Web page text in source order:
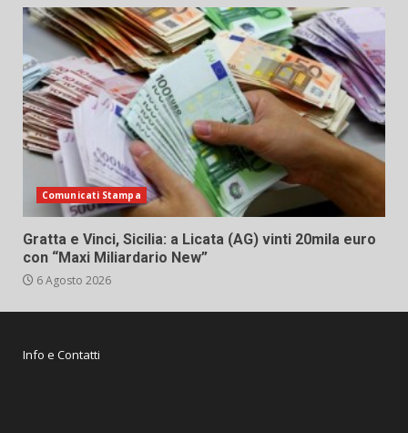
Comunicati Stampa
Gratta e Vinci, Sicilia: a Licata (AG) vinti 20mila euro
con “Maxi Miliardario New”
6 Agosto 2026
Info e Contatti